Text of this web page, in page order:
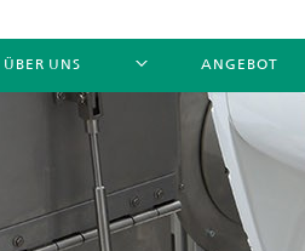
ÜBER UNS ANGEBOT